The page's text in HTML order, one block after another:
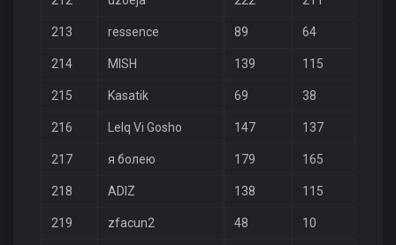
213 ressence 89 64
214 MISH 139 115
215 Kasatik 69 38
216 Lelq Vi Gosho 147 137
217 я болею 179 165
218 ADIZ 138 115
219 zfacun2 48 10